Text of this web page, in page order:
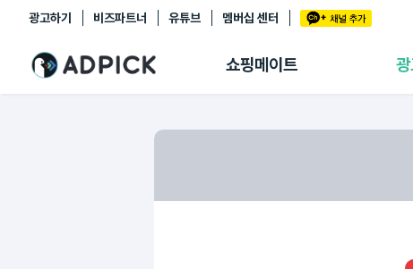
광고하기 비즈파트너 유튜브 멤버십 센터
쇼핑메이트
추천상품
쇼핑 에이전트
링크관리
광